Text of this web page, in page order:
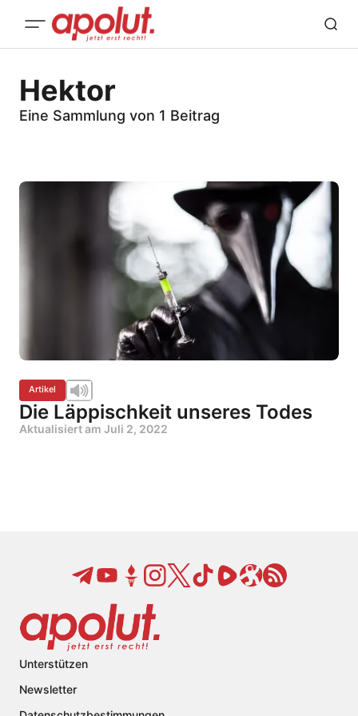
Hektor
Eine Sammlung von 1 Beitrag
Artikel
Die Läppischkeit unseres Todes
Aktualisiert am Juli 2, 2022
Unterstützen
Newsletter